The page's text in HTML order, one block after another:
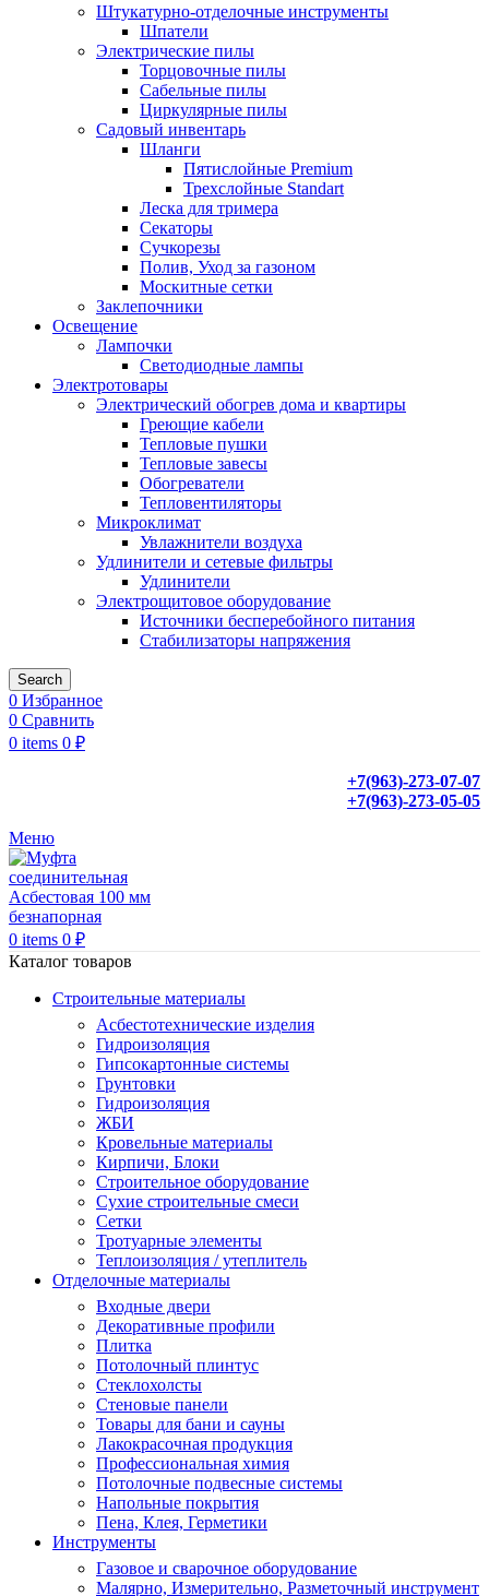
Штукатурно-отделочные инструменты
Шпатели
Электрические пилы
Торцовочные пилы
Сабельные пилы
Циркулярные пилы
Садовый инвентарь
Шланги
Пятислойные Premium
Трехслойные Standart
Леска для тримера
Секаторы
Сучкорезы
Полив, Уход за газоном
Москитные сетки
Заклепочники
Освещение
Лампочки
Светодиодные лампы
Электротовары
Электрический обогрев дома и квартиры
Греющие кабели
Тепловые пушки
Тепловые завесы
Обогреватели
Тепловентиляторы
Микроклимат
Увлажнители воздуха
Удлинители и сетевые фильтры
Удлинители
Электрощитовое оборудование
Источники бесперебойного питания
Стабилизаторы напряжения
Search
0 Избранное
0 Сравнить
0 items 0 ₽
+7(963)-273-07-07
+7(963)-273-05-05
Меню
0 items 0 ₽
Каталог товаров
Строительные материалы
Асбестотехнические изделия
Гидроизоляция
Гипсокартонные системы
Грунтовки
Гидроизоляция
ЖБИ
Кровельные материалы
Кирпичи, Блоки
Строительное оборудование
Сухие строительные смеси
Сетки
Тротуарные элементы
Теплоизоляция / утеплитель
Отделочные материалы
Входные двери
Декоративные профили
Плитка
Потолочный плинтус
Стеклохолсты
Стеновые панели
Товары для бани и сауны
Лакокрасочная продукция
Профессиональная химия
Потолочные подвесные системы
Напольные покрытия
Пена, Клея, Герметики
Инструменты
Газовое и сварочное оборудование
Малярно, Измерительно, Разметочный инструмент